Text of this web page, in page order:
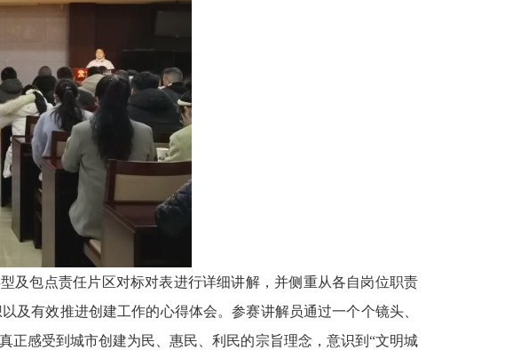
及包点责任片区对标对表进行详细讲解，并侧重从各自岗位职责
及有效推进创建工作的心得体会。参赛讲解员通过一个个镜头、
感受到城市创建为民、惠民、利民的宗旨理念，意识到“文明城